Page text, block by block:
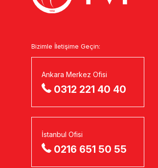
Bizimle İletişime Geçin:
Ankara Merkez Ofisi
0312 221 40 40
İstanbul Ofisi
0216 651 50 55